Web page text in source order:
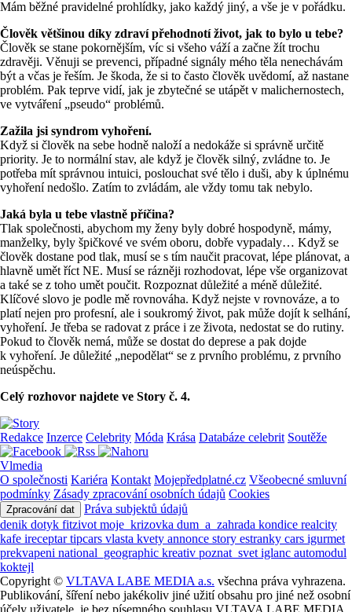
Mám běžné pravidelné prohlídky, jako každý jiný, a vše je v pořádku.
Člověk většinou díky zdraví přehodnotí život, jak to bylo u tebe?
Člověk se stane pokornějším, víc si všeho váží a začne žít trochu
zdravěji. Věnuji se prevenci, případné signály mého těla nenechávám
být a včas je řeším. Je škoda, že si to často člověk uvědomí, až nastane
problém. Pak teprve vidí, jak je zbytečné se utápět v malichernostech,
ve vytváření „pseudo“ problémů.
Zažila jsi syndrom vyhoření.
Když si člověk na sebe hodně naloží a nedokáže si správně určitě
priority. Je to normální stav, ale když je člověk silný, zvládne to. Je
potřeba mít správnou intuici, poslouchat své tělo i duši, aby k úplnému
vyhoření nedošlo. Zatím to zvládám, ale vždy tomu tak nebylo.
Jaká byla u tebe vlastně příčina?
Tlak společnosti, abychom my ženy byly dobré hospodyně, mámy,
manželky, byly špičkové ve svém oboru, dobře vypadaly… Když se
člověk dostane pod tlak, musí se s tím naučit pracovat, lépe plánovat, a
hlavně umět říct NE. Musí se rázněji rozhodovat, lépe vše organizovat
a také se z toho umět poučit. Rozpoznat důležité a méně důležité.
Klíčové slovo je podle mě rovnováha. Když nejste v rovnováze, a to
platí nejen pro profesní, ale i soukromý život, pak může dojít k selhání,
vyhoření. Je třeba se radovat z práce i ze života, nedostat se do rutiny.
Pokud to člověk nemá, může se dostat do deprese a pak dojde
k vyhoření. Je důležité „nepodělat“ se z prvního problému, z prvního
neúspěchu.
Celý rozhovor najdete ve Story č. 4.
Redakce Inzerce Celebrity Móda Krása Databáze celebrit Soutěže
Vlmedia
O společnosti Kariéra Kontakt Mojepředplatné.cz Všeobecné smluvní
podmínky Zásady zpracování osobních údajů Cookies
Zpracování dat
Práva subjektů údajů
denik dotyk fitzivot moje_krizovka dum_a_zahrada kondice realcity
kafe ireceptartipcars vlasta kvety annonce story estranky cars igurmet
prekvapeni national_geographic kreativ poznat_svet iglanc automodul
koktejl
Copyright © VLTAVA LABE MEDIA a.s. všechna práva vyhrazena.
Publikování, šíření nebo jakékoliv jiné užití obsahu pro jiné než osobní